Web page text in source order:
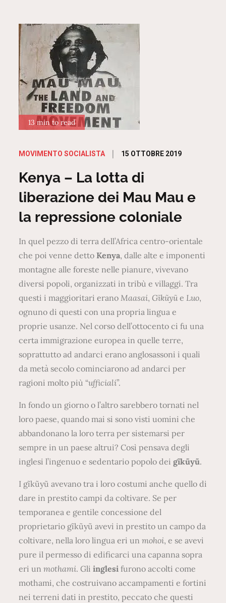
13 min to read
MOVIMENTO SOCIALISTA
Posted
15 OTTOBRE 2019
Kenya – La lotta di
liberazione dei Mau Mau e
la repressione coloniale
In quel pezzo di terra dell’Africa centro-orientale
che poi venne dettoKenya, dalle alte e imponenti
montagne alle foreste nelle pianure, vivevano
diversi popoli, organizzati in tribù e villaggi. Tra
questi i maggioritari eranoMaasai, Gĩkũyũe Luo,
ognuno di questi con una propria lingua e
proprie usanze. Nel corso dell’ottocento ci fu una
certa immigrazione europea in quelle terre,
soprattutto ad andarci erano anglosassoni i quali
da metà secolo cominciarono ad andarci per
ragioni molto più “ufficiali”.
In fondo un giorno o l’altro sarebbero tornati nel
loro paese, quando mai si sono visti uomini che
abbandonano la loro terra per sistemarsi per
sempre in un paese altrui? Così pensava degli
inglesi l’ingenuo e sedentario popolo dei gĩkũyũ.
I gĩkũyũ avevano tra i loro costumi anche quello di
dare in prestito campi da coltivare. Se per
temporanea e gentile concessione del
proprietario gĩkũyũ avevi in prestito un campo da
coltivare, nella loro lingua eri unmohoi, e se avevi
pure il permesso di edificarci una capanna sopra
eri unmothami. Gliinglesi furono accolti come
mothami, che costruivano accampamenti e fortini
nei terreni dati in prestito, peccato che questi